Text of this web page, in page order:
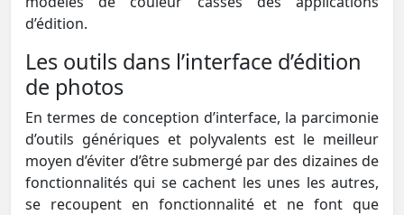
d’édition.
Les outils dans l’interface d’édition
de photos
En termes de conception d’interface, la parcimonie
d’outils génériques et polyvalents est le meilleur
moyen d’éviter d’être submergé par des dizaines de
fonctionnalités qui se cachent les unes les autres,
se recoupent en fonctionnalité et ne font que